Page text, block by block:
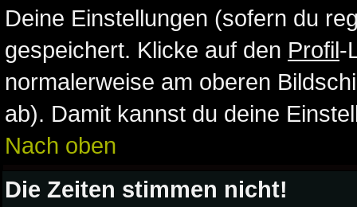
Deine Einstellungen (sofern du
gespeichert. Klicke auf den Profil-
normalerweise am oberen
ab). Damit kannst du deine
Nach oben
Die Zeiten stimmen nicht!